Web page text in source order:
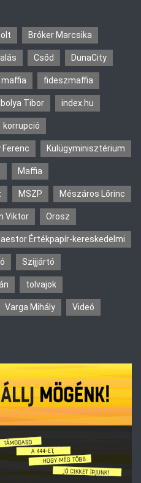
Bróker Marcsika
Csőd DunaCity
fideszmaffia
Ibolya Tibor index.hu
korrupció
Ferenc Külügyminisztérium
Maffia
MSZP Mészáros Lőrinc
Viktor Orosz
Értékpapír-kereskedelmi
Szijjártó
tolvajok
Varga Mihály Videó